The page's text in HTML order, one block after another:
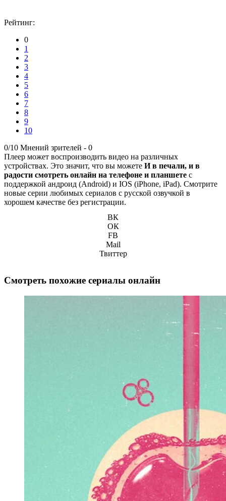
Рейтинг:
0
1
2
3
4
5
6
7
8
9
10
0/10 Мнений зрителей - 0
Плеер может воспроизводить видео на различных
устройствах. Это значит, что вы можете И в печали, и в
радости смотреть онлайн на телефоне и планшете с
поддержкой андроид (Android) и IOS (iPhone, iPad). Смотрите
новые серии любимых сериалов с русской озвучкой в
хорошем качестве без регистрации.
ВК
ОК
FB
Mail
Твиттер
Смотреть похожие сериалы онлайн